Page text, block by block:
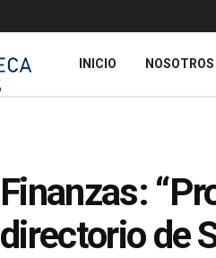
INICIO NOSOTROS
Finanzas:
directorio de